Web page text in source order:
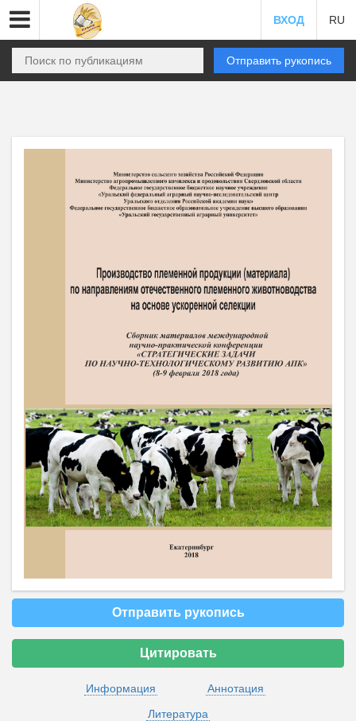
ВХОД RU
Отправить рукопись
Отправить рукопись
Цитировать
Информация
Аннотация
Литература